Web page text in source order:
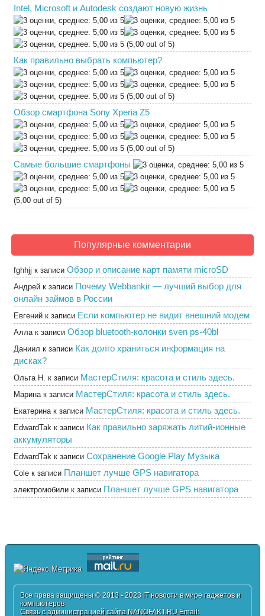
Intel, Microsoft и Autodesk создают новую жизнь
(5,00 out of 5)
Как правильно выбрать компьютер?
(5,00 out of 5)
Обзор смартфона Sony Xperia Z5
(5,00 out of 5)
Самые большие смартфоны
(5,00 out of 5)
Популярные комментарии
fghhjj к записи Обзор и описание карт памяти microSD
Андрей к записи Почему Webbankir — лучший выбор для
онлайн займов в России
Евгений к записи Если компьютер не видит внешний модем
Аллак записи Обзор bluetooth-колонки sven ps-40bl
Даниил к записи Как долго храниться информация на
дисках?
Ольга Н. к записи МастерСтиля: красота и стиль здесь.
Маринак записи МастерСтиля: красота и стиль здесь.
Екатеринак записи МастерСтиля: красота и стиль здесь.
EdwardTak к записи Как правильно заряжать литий-ионные
аккумуляторы
EdwardTak к записи Сохранение Google Play Музыка
Cole к записи Планшет лучше GPS навигатора
электромобили к записи Планшет лучше GPS навигатора
Все права защищены © 2013 - 2023 IT новости в мире гаджетов и
компьютеров
Связь с администрацией сайта NANOFAKT.RU Email: